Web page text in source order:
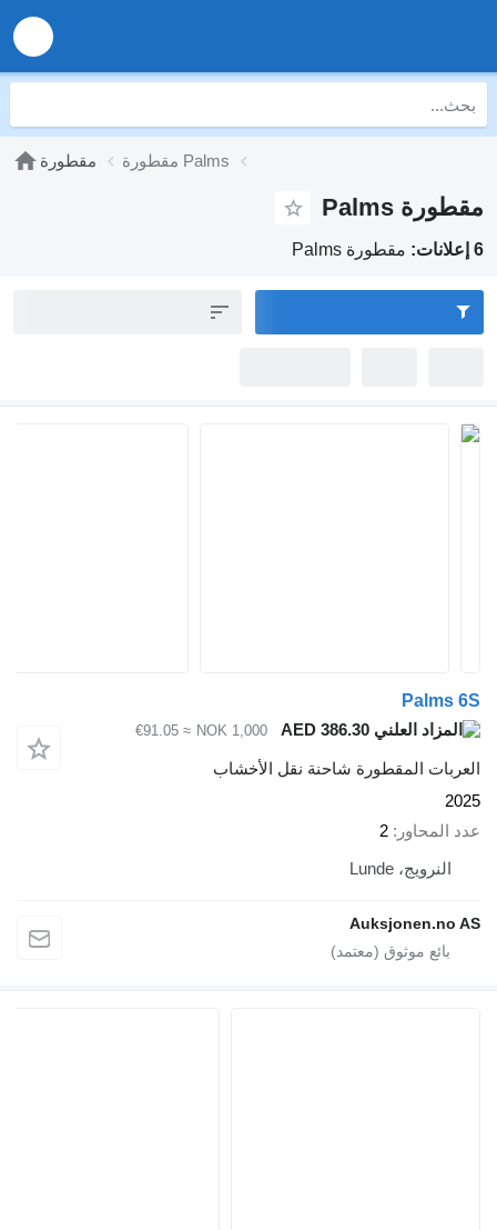
مقطورة مقطورة Palms
مقطورة Palms
6 إعلانات: مقطورة Palms
Palms 6S
NOK 1,000
≈ €91.05
العربات المقطورة شاحنة نقل الأخشاب
2025
عدد المحاور
2
النرويج، Lunde
Auksjonen.no AS